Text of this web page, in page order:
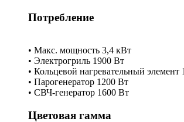
Потребление
• Макс. мощность 3,4 кВт
• Электрогриль 1900 Вт
• Кольцевой нагревательный элемент
• Парогенератор 1200 Вт
• СВЧ-генератор 1600 Вт
Цветовая гамма